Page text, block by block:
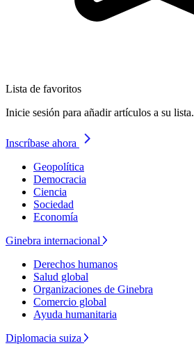
Lista de favoritos
Inicie sesión para añadir artículos a su lista.
Inscríbase ahora
Geopolítica
Democracia
Ciencia
Sociedad
Economía
Ginebra internacional
Derechos humanos
Salud global
Organizaciones de Ginebra
Comercio global
Ayuda humanitaria
Diplomacia suiza